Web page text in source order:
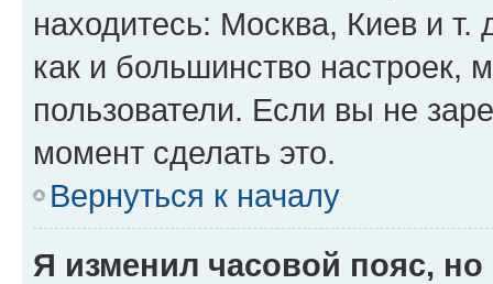
находитесь: Москва, Киев и т.
как и большинство настроек,
пользователи. Если вы не
момент сделать это.
Вернуться к началу
Я изменил часовой пояс,